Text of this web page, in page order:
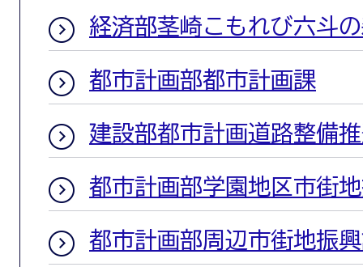
経済部茎崎こもれび六斗
都市計画部都市計画課
建設部都市計画道路整備
都市計画部学園地区市街
都市計画部周辺市街地振